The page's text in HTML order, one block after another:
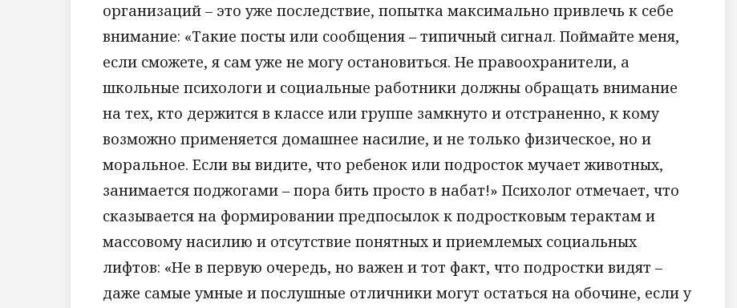
организаций – это уже последствие, попытка максимально привлечь к себе
внимание: «Такие посты или сообщения – типичный сигнал. Поймайте меня,
если сможете, я сам уже не могу остановиться. Не правоохранители, а
школьные психологи и социальные работники должны обращать внимание
на тех, кто держится в классе или группе замкнуто и отстраненно, к кому
возможно применяется домашнее насилие, и не только физическое, но и
моральное. Если вы видите, что ребенок или подросток мучает животных,
занимается поджогами – пора бить просто в набат!» Психолог отмечает, что
сказывается на формировании предпосылок к подростковым терактам и
массовому насилию и отсутствие понятных и приемлемых социальных
лифтов: «Не в первую очередь, но важен и тот факт, что подростки видят –
даже самые умные и послушные отличники могут остаться на обочине, если у